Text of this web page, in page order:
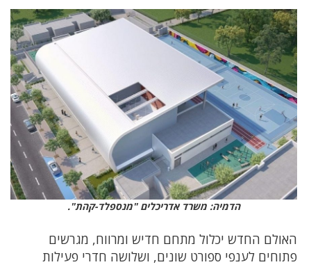
הדמיה: משרד אדריכלים "מנספלד-קהת".
האולם החדש יכלול מתחם חדיש ומרווח, מגרשים
פתוחים לענפי ספורט שונים, ושלושה חדרי פעילות